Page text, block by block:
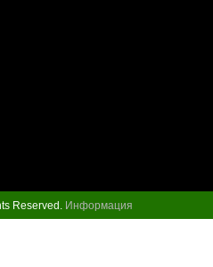
Reserved. Информация